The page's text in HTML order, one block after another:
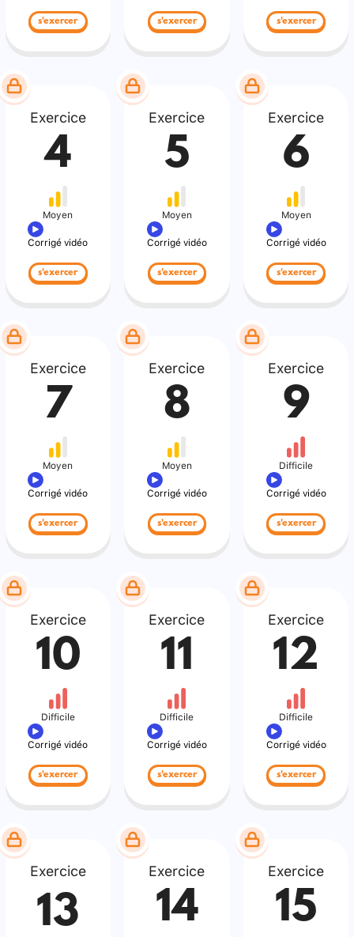
s'exercer s'exercer s'exercer
Exercice
4
Moyen
Corrigé vidéo
s'exercer
Exercice
5
Moyen
Corrigé vidéo
s'exercer
Exercice
6
Moyen
Corrigé vidéo
s'exercer
Exercice
7
Moyen
Corrigé vidéo
s'exercer
Exercice
8
Moyen
Corrigé vidéo
s'exercer
Exercice
9
Difficile
Corrigé vidéo
s'exercer
Exercice
10
Difficile
Corrigé vidéo
s'exercer
Exercice
11
Difficile
Corrigé vidéo
s'exercer
Exercice
12
Difficile
Corrigé vidéo
s'exercer
Exercice
13
Exercice
14
Exercice
15